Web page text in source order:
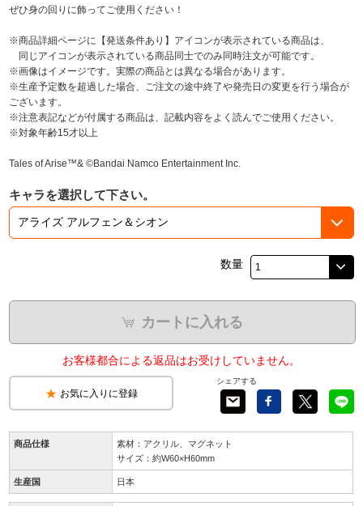
ラブライブ！サンシャイン‼
ラブライブ！虹ヶ咲学園スクールアイドル同好会
ラブライブ！スーパースター!!
アイドリッシュセブン
ぜひ身の回りに飾ってご使用ください！
※商品詳細ページに【発送条件あり】アイコンが表示されている商品は、
同じアイコンが表示されている商品同士でのみ同時注文が可能です。
※画像はイメージです。実際の商品とは異なる場合があります。
※生産予定数を超過した場合、ご注文の途中終了や発売日の変更を行う場合が
ございます。
※注意表記などが付属する商品は、記載内容をよく読んでご使用ください。
※対象年齢15才以上
Tales of Arise™& ©Bandai Namco Entertainment Inc.
キャラを選択して下さい。
数量
カートに入れる
お客様都合による返品はお受けしていません。
お気に入りに登録
シェアする
商品仕様
素材：アクリル、マグネット
サイズ：約W60×H60mm
生産国 日本